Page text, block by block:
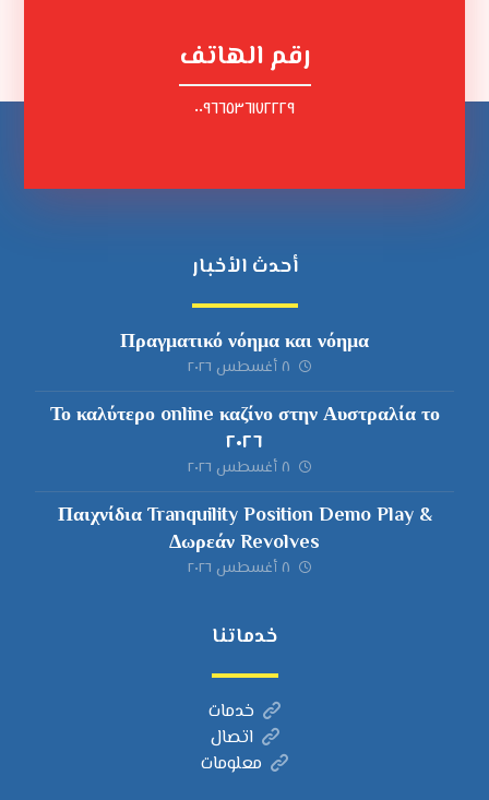
رقم الهاتف
٠٠٩٦٦٥٣٦١٧٢٢٢٩
أحدث الأخبار
Πραγματικό νόημα και νόημα
٨ أغسطس ٢٠٢٦
Το καλύτερο online καζίνο στην Αυστραλία το
٢٠٢٦
٨ أغسطس ٢٠٢٦
Παιχνίδια Tranquility Position Demo Play &
Δωρεάν Revolves
٨ أغسطس ٢٠٢٦
خدماتنا
خدمات
اتصال
معلومات